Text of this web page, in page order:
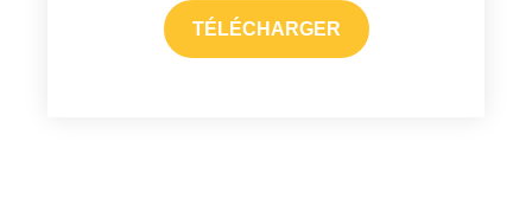
TÉLÉCHARGER